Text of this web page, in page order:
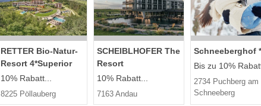
RETTER Bio-Natur-
Resort 4*Superior
10% Rabatt...
8225 Pöllauberg
SCHEIBLHOFER The
Resort
10% Rabatt...
7163 Andau
Schneeberghof
Bis zu 10%
2734 Puchberg am
Schneeberg